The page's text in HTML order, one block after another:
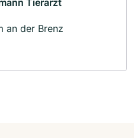
Tierarzt
an der Brenz